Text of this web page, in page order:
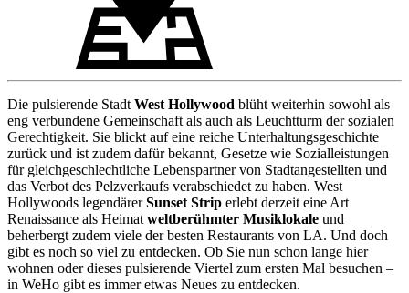
Die pulsierende Stadt West Hollywood blüht weiterhin sowohl als
eng verbundene Gemeinschaft als auch als Leuchtturm der sozialen
Gerechtigkeit. Sie blickt auf eine reiche Unterhaltungsgeschichte
zurück und ist zudem dafür bekannt, Gesetze wie Sozialleistungen
für gleichgeschlechtliche Lebenspartner von Stadtangestellten und
das Verbot des Pelzverkaufs verabschiedet zu haben. West
Hollywoods legendärerSunset Strip erlebt derzeit eine Art
Renaissance als Heimat weltberühmter Musiklokale und
beherbergt zudem viele der besten Restaurants von LA. Und doch
gibt es noch so viel zu entdecken. Ob Sie nun schon lange hier
wohnen oder dieses pulsierende Viertel zum ersten Mal besuchen –
in WeHo gibt es immer etwas Neues zu entdecken.